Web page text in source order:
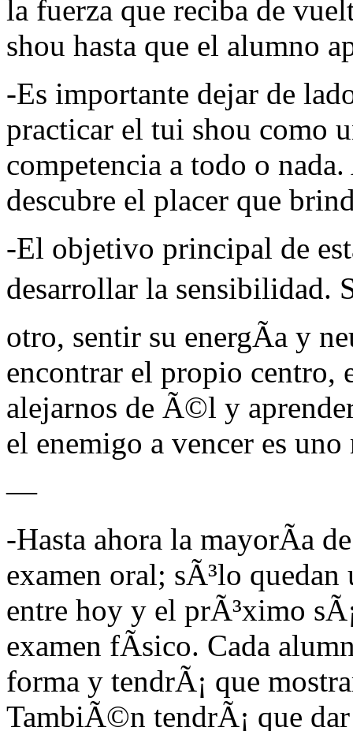
la fuerza que reciba de
shou hasta que el alumno
-Es importante dejar de
practicar el tui shou como
competencia a todo o
descubre el placer que
-El objetivo principal de
desarrollar la sensibilidad.
otro, sentir su energÃ­a y
encontrar el propio centro,
alejarnos de Ã©l y
el enemigo a vencer es
—
-Hasta ahora la mayorÃ­a
examen oral; sÃ³lo
entre hoy y el prÃ³ximo
examen fÃ­sico. Cada
forma y tendrÃ¡ que
TambiÃ©n tendrÃ¡ que